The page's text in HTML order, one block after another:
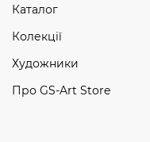
Каталог
Колекції
Художники
Про GS-Art Store